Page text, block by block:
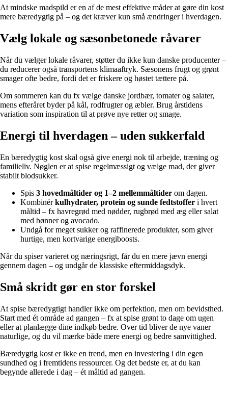
At mindske madspild er en af de mest effektive måder at gøre din kost
mere bæredygtig på – og det kræver kun små ændringer i hverdagen.
Vælg lokale og sæsonbetonede råvarer
Når du vælger lokale råvarer, støtter du ikke kun danske producenter –
du reducerer også transportens klimaaftryk. Sæsonens frugt og grønt
smager ofte bedre, fordi det er friskere og høstet tættere på.
Om sommeren kan du fx vælge danske jordbær, tomater og salater,
mens efteråret byder på kål, rodfrugter og æbler. Brug årstidens
variation som inspiration til at prøve nye retter og smage.
Energi til hverdagen – uden sukkerfald
En bæredygtig kost skal også give energi nok til arbejde, træning og
familieliv. Nøglen er at spise regelmæssigt og vælge mad, der giver
stabilt blodsukker.
Spis 3 hovedmåltider og 1–2 mellemmåltider om dagen.
Kombinérkulhydrater, protein og sunde fedtstoffer i hvert
måltid – fx havregrød med nødder, rugbrød med æg eller salat
med bønner og avocado.
Undgå for meget sukker og raffinerede produkter, som giver
hurtige, men kortvarige energiboosts.
Når du spiser varieret og næringsrigt, får du en mere jævn energi
gennem dagen – og undgår de klassiske eftermiddagsdyk.
Små skridt gør en stor forskel
At spise bæredygtigt handler ikke om perfektion, men om bevidsthed.
Start med ét område ad gangen – fx at spise grønt to dage om ugen
eller at planlægge dine indkøb bedre. Over tid bliver de nye vaner
naturlige, og du vil mærke både mere energi og bedre samvittighed.
Bæredygtig kost er ikke en trend, men en investering i din egen
sundhed og i fremtidens ressourcer. Og det bedste er, at du kan
begynde allerede i dag – ét måltid ad gangen.